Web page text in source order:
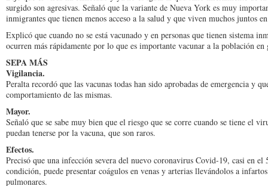
surgido son agresivas. Señaló que la variante de Nueva York es muy
inmigrantes que tienen menos acceso a la salud y que viven muchos juntos
Explicó que cuando no se está vacunado y en personas que tienen sistema
ocurren más rápidamente por lo que es importante vacunar a la población en
SEPA MÁS
Vigilancia.
Peralta recordó que las vacunas todas han sido aprobadas de emergencia y
comportamiento de las mismas.
Mayor.
Señaló que se sabe muy bien que el riesgo que se corre cuando se tiene el
puedan tenerse por la vacuna, que son raros.
Efectos.
Precisó que una infección severa del nuevo coronavirus Covid-19, casi en el
condición, puede presentar coágulos en venas y arterias llevándolos a
pulmonares.